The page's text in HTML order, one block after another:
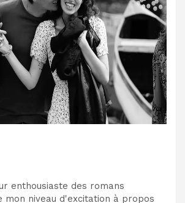
enthousiaste des romans
mon niveau d'excitation à propos